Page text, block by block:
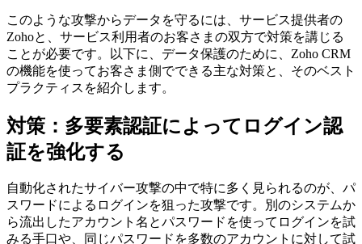
このような攻撃からデータを守るには、サービス提供者の
Zohoと、サービス利用者のお客さまの双方で対策を講じる
ことが必要です。以下に、データ保護のために、Zoho CRM
の機能を使ってお客さま側でできる主な対策と、そのベスト
プラクティスを紹介します。
対策：多要素認証によってログイン認
証を強化する
自動化されたサイバー攻撃の中で特に多く見られるのが、パ
スワードによるログインを狙った攻撃です。別のシステムか
ら流出したアカウント名とパスワードを使ってログインを試
みる手口や、同じパスワードを多数のアカウントに対して試